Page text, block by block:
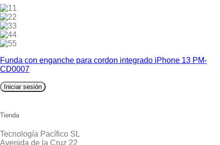
1
2
3
4
5
Funda con enganche para cordon integrado iPhone 13 PM-
CD0007
Iniciar sesión
Tienda
Tecnología Pacífico SL
Avenida de la Cruz 22